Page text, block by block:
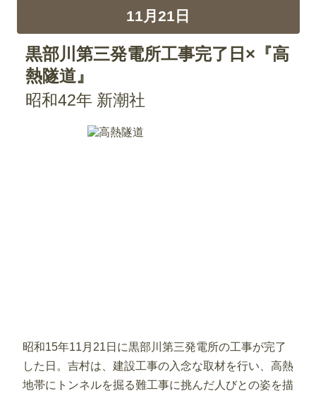
11月21日
黒部川第三発電所工事完了日×『高
熱隧道』
昭和42年 新潮社
昭和15年11月21日に黒部川第三発電所の工事が完了
した日。吉村は、建設工事の入念な取材を行い、高熱
地帯にトンネルを掘る難工事に挑んだ人びとの姿を描